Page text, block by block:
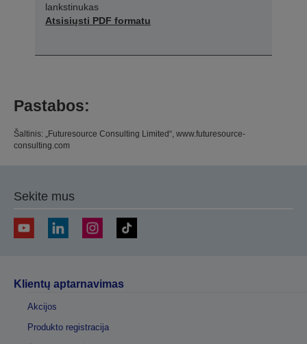
lankstinukas
Atsisiųsti PDF formatu
Pastabos:
Šaltinis: „Futuresource Consulting Limited“, www.futuresource-
consulting.com
Sekite mus
Klientų aptarnavimas
Akcijos
Produkto registracija